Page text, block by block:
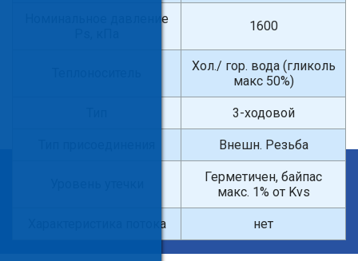
Номинальное давление
1600
Хол./ гор. вода (гликоль
макс 50%)
3-ходовой
Внешн. Резьба
Герметичен, байпас
макс. 1% от Kvs
Характеристика потока нет